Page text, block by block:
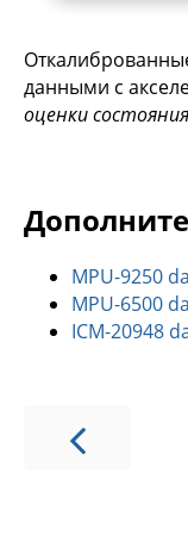
данными с
оценки состояния
MPU-9250
MPU-6500
ICM-20948